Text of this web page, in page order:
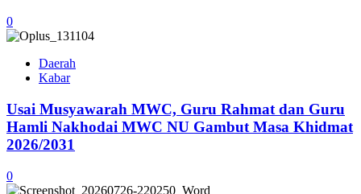
0
Daerah
Kabar
Usai Musyawarah MWC, Guru Rahmat dan Guru
Hamli Nakhodai MWC NU Gambut Masa Khidmat
2026/2031
0